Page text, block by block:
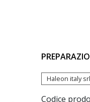
Haleon italy srl
Codice